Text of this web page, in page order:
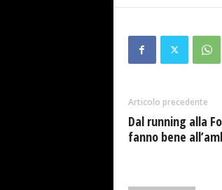
Articolo precedente
Dal running alla
fanno bene